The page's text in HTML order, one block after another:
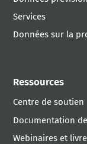
Services
Données sur la
Ressources
Centre de soutien
Documentation
Webinaires et